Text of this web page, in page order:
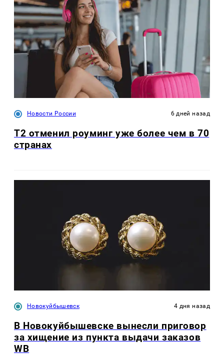
Новости России 6 дней назад
Т2 отменил роуминг уже более чем в 70
странах
Новокуйбышевск 4 дня назад
В Новокуйбышевске вынесли приговор
за хищение из пункта выдачи заказов
WB